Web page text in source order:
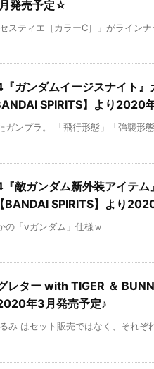
発売予定☆
スティエ［カラーC］」がライン
『ガンダムイージスナイト
SPIRITS】より2020
ガンプラ。 「飛行形態」「強襲形
敵ガンダム新外装アイテ
BANDAI SPIRITS】より
の「νガンダム」仕様ｗ
レター with TIGER ＆
年3月発売予定♪
み はセット販売ではなく、それぞ